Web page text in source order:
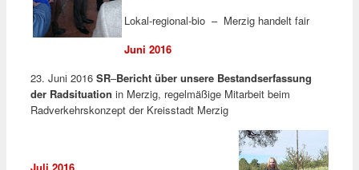
Lokal-regional-bio – Merzig handelt fair
Juni 2016
23. Juni 2016 SR–Bericht über unsere Bestandserfassung
der Radsituation in Merzig, regelmäßige Mitarbeit beim
Radverkehrskonzept der Kreisstadt Merzig